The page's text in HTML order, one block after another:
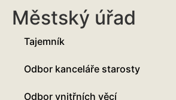
Městský úřad
Tajemník
Odbor kanceláře starosty
Odbor vnitřních věcí